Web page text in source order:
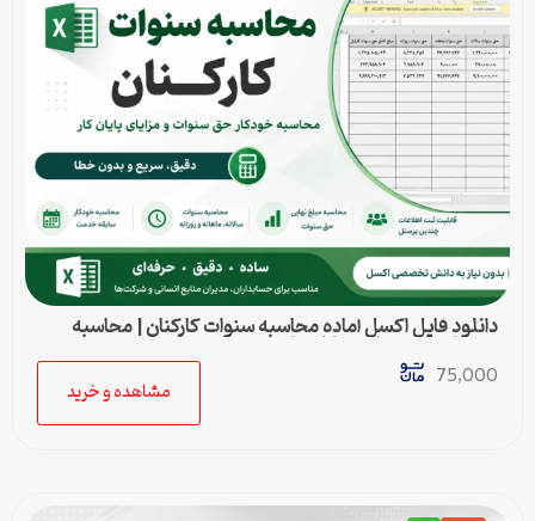
دانلود فایل اکسل آماده محاسبه سنوات کارکنان | محاسبه
خودکار حق سنوات و پایان کار
75,000
مشاهده و خرید